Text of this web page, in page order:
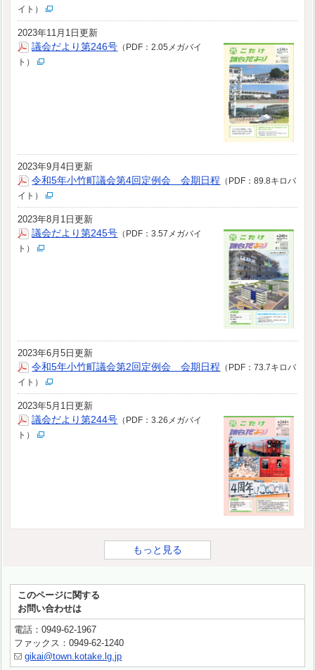
イト）
2023年11月1日更新
議会だより第246号 （PDF：2.05メガバイ
ト）
2023年9月4日更新
令和5年小竹町議会第4回定例会 会期日程 （PDF：89.8キロバ
イト）
2023年8月1日更新
議会だより第245号 （PDF：3.57メガバイ
ト）
2023年6月5日更新
令和5年小竹町議会第2回定例会 会期日程 （PDF：73.7キロバ
イト）
2023年5月1日更新
議会だより第244号 （PDF：3.26メガバイ
ト）
もっと見る
このページに関する
お問い合わせは
電話：0949-62-1967
ファックス：0949-62-1240
gikai@town.kotake.lg.jp